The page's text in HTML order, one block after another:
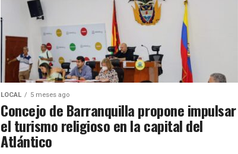
LOCAL 5 meses ago
Concejo de Barranquilla propone impulsar
el turismo religioso en la capital del
Atlántico